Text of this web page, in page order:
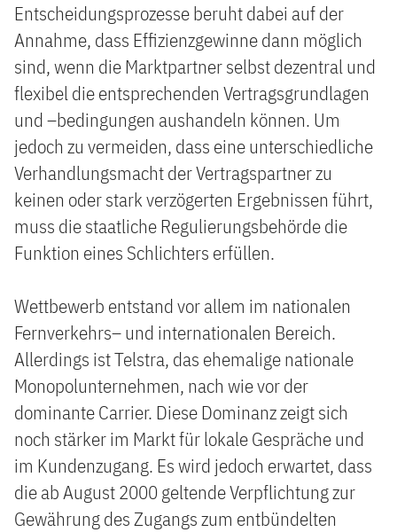
Entscheidungsprozesse beruht dabei auf der
Annahme, dass Effizienzgewinne dann möglich
sind, wenn die Marktpartner selbst dezentral und
flexibel die entsprechenden Vertragsgrundlagen
und –bedingungen aushandeln können. Um
jedoch zu vermeiden, dass eine unterschiedliche
Verhandlungsmacht der Vertragspartner zu
keinen oder stark verzögerten Ergebnissen führt,
muss die staatliche Regulierungsbehörde die
Funktion eines Schlichters erfüllen.
Wettbewerb entstand vor allem im nationalen
Fernverkehrs– und internationalen Bereich.
Allerdings ist Telstra, das ehemalige nationale
Monopolunternehmen, nach wie vor der
dominante Carrier. Diese Dominanz zeigt sich
noch stärker im Markt für lokale Gespräche und
im Kundenzugang. Es wird jedoch erwartet, dass
die ab August 2000 geltende Verpflichtung zur
Gewährung des Zugangs zum entbündelten